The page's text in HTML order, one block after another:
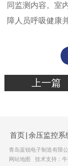
同监测内容。室
障人员呼吸健康
上一篇
首页|余压监控系
青岛蓝锐电子制造有限
网站地图
技术支持：